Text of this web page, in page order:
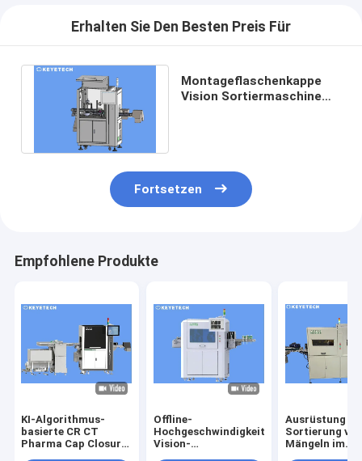
Erhalten Sie Den Besten Preis Für
Montageflaschenkappe
Vision Sortiermaschine
Fortsetzen
Empfohlene Produkte
KI-Algorithmus-
basierte CR CT
Pharma Cap Closure
Offline-
Hochgeschwindigkeitshubschrauber-
Vision-
Ausrüstung
Sortierung
Mängeln im